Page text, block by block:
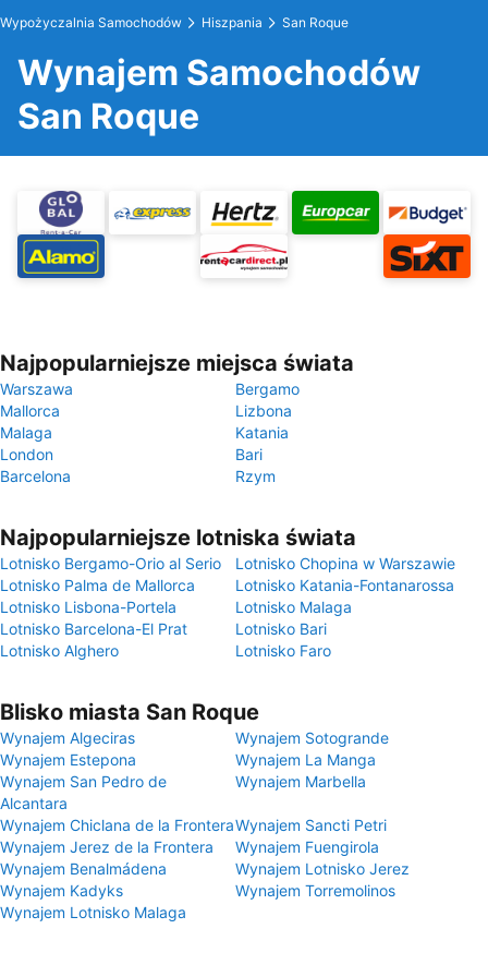
Wypożyczalnia Samochodów Hiszpania San Roque
Wynajem Samochodów
San Roque
Najpopularniejsze miejsca świata
Warszawa
Bergamo
Mallorca
Lizbona
Malaga
Katania
London
Bari
Barcelona
Rzym
Najpopularniejsze lotniska świata
Lotnisko Bergamo-Orio al Serio
Lotnisko Chopina w Warszawie
Lotnisko Palma de Mallorca
Lotnisko Katania-Fontanarossa
Lotnisko Lisbona-Portela
Lotnisko Malaga
Lotnisko Barcelona-El Prat
Lotnisko Bari
Lotnisko Alghero
Lotnisko Faro
Blisko miasta San Roque
Wynajem Algeciras
Wynajem Sotogrande
Wynajem Estepona
Wynajem La Manga
Wynajem San Pedro de
Alcantara
Wynajem Marbella
Wynajem Chiclana de la FronteraWynajem Sancti Petri
Wynajem Jerez de la Frontera
Wynajem Fuengirola
Wynajem Benalmádena
Wynajem Lotnisko Jerez
Wynajem Kadyks
Wynajem Torremolinos
Wynajem Lotnisko Malaga